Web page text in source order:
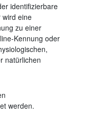
identifizierbare
wird eine
zu einer
Kennung oder
natürlichen
werden.